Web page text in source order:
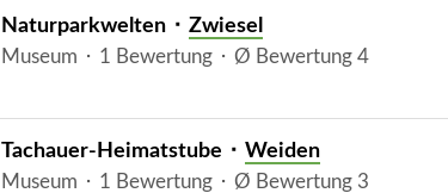
Naturparkwelten ⬝ Zwiesel
Museum ⬝ 1 Bewertung ⬝ Ø Bewertung 4
Tachauer-Heimatstube ⬝ Weiden
Museum ⬝ 1 Bewertung ⬝ Ø Bewertung 3